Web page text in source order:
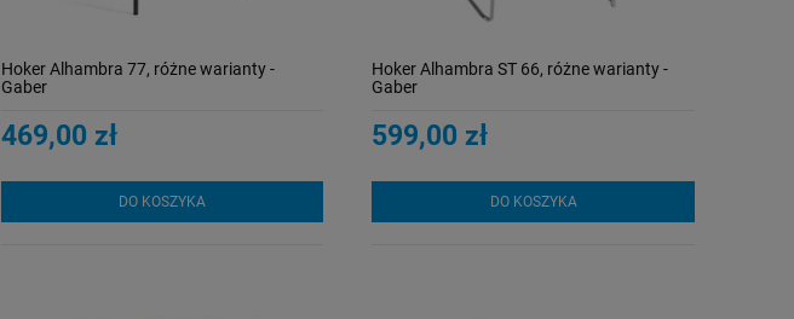
Hoker Alhambra 77, różne warianty -
Gaber
469,00 zł
DO KOSZYKA
Hoker Alhambra ST 66, różne warianty -
Gaber
599,00 zł
DO KOSZYKA